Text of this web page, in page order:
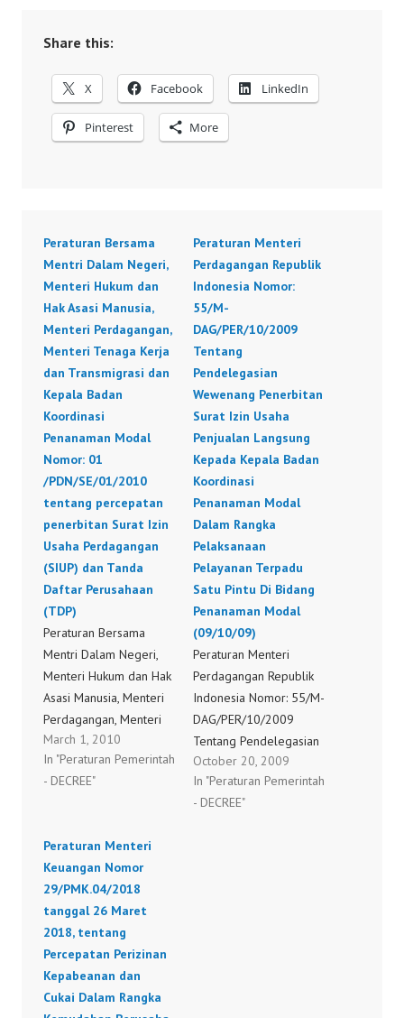
Share this:
X Facebook LinkedIn
Pinterest More
Peraturan Bersama
Mentri Dalam Negeri,
Menteri Hukum dan
Hak Asasi Manusia,
Menteri Perdagangan,
Menteri Tenaga Kerja
dan Transmigrasi dan
Kepala Badan
Koordinasi
Penanaman Modal
Nomor: 01
/PDN/SE/01/2010
tentang percepatan
penerbitan Surat Izin
Usaha Perdagangan
(SIUP) dan Tanda
Daftar Perusahaan
(TDP)
Peraturan Bersama
Mentri Dalam Negeri,
Menteri Hukum dan Hak
Asasi Manusia, Menteri
Perdagangan, Menteri
Tenaga Kerja dan
Transmigrasi dan
Kepala Badan
/PDN/SE/01/2010
tentang percepatan
penerbitan Surat Izin
Usaha Perdagangan
(SIUP) dan Tanda Daftar
Perusahaan (TDP)
March 1, 2010
In "Peraturan Pemerintah
- DECREE"
Peraturan Menteri
Perdagangan Republik
Indonesia Nomor:
55/M-
DAG/PER/10/2009
Tentang
Pendelegasian
Wewenang Penerbitan
Surat Izin Usaha
Penjualan Langsung
Kepada Kepala Badan
Koordinasi
Penanaman Modal
Dalam Rangka
Pelaksanaan
Pelayanan Terpadu
Satu Pintu Di Bidang
Penanaman Modal
(09/10/09)
Peraturan Menteri
Perdagangan Republik
Indonesia Nomor: 55/M-
DAG/PER/10/2009
Tentang Pendelegasian
Wewenang Penerbitan
Surat Izin Usaha
Penjualan Langsung
October 20, 2009
In "Peraturan Pemerintah
- DECREE"
Peraturan Menteri
Keuangan Nomor
29/PMK.04/2018
tanggal 26 Maret
2018, tentang
Percepatan Perizinan
Kepabeanan dan
Cukai Dalam Rangka